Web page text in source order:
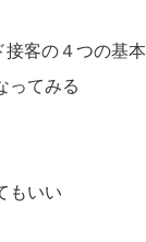
客の４つの基本
ってみる
もいい